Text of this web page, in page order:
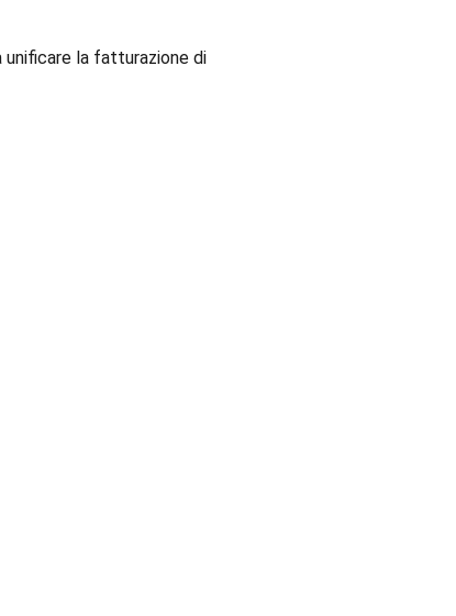
la fatturazione di